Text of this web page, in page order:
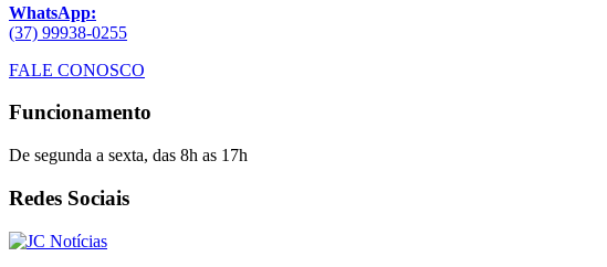
WhatsApp:
(37) 99938-0255
FALE CONOSCO
Funcionamento
De segunda a sexta, das 8h as 17h
Redes Sociais